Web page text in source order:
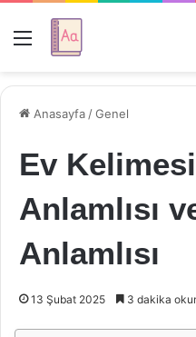
Menü
Anasayfa /Genel
Ev
Anlamlısı
Anlamlısı
13 Şubat 2025 3 dakika